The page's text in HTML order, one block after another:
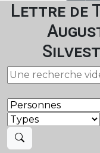
Lettre de